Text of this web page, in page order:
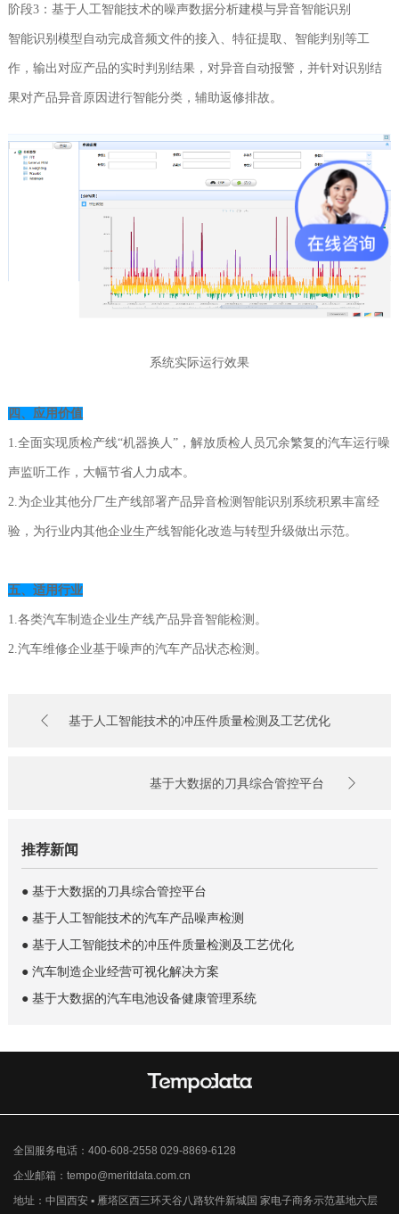
阶段3：基于人工智能技术的噪声数据分析建模与异音智能识别
智能识别模型自动完成音频文件的接入、特征提取、智能判别等工
作，输出对应产品的实时判别结果，对异音自动报警，并针对识别结
果对产品异音原因进行智能分类，辅助返修排故。
系统实际运行效果
四、应用价值
1.全面实现质检产线“机器换人”，解放质检人员冗余繁复的汽车运行噪
声监听工作，大幅节省人力成本。
2.为企业其他分厂生产线部署产品异音检测智能识别系统积累丰富经
验，为行业内其他企业生产线智能化改造与转型升级做出示范。
五、适用行业
1.各类汽车制造企业生产线产品异音智能检测。
2.汽车维修企业基于噪声的汽车产品状态检测。
基于人工智能技术的冲压件质量检测及工艺优化
基于大数据的刀具综合管控平台
推荐新闻
● 基于大数据的刀具综合管控平台
● 基于人工智能技术的汽车产品噪声检测
● 基于人工智能技术的冲压件质量检测及工艺优化
● 汽车制造企业经营可视化解决方案
● 基于大数据的汽车电池设备健康管理系统
全国服务电话：400-608-2558 029-8869-6128
企业邮箱：tempo@meritdata.com.cn
地址：中国西安 ▪ 雁塔区西三环天谷八路软件新城国 家电子商务示范基地六层